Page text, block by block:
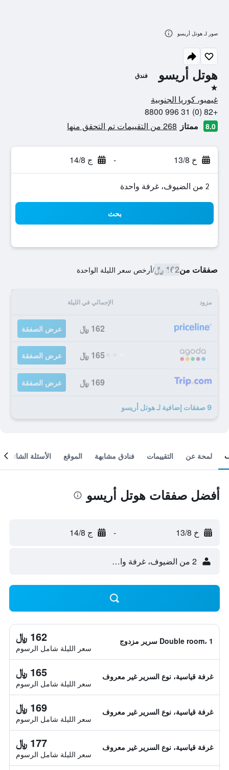
هوتل أريسو فندق
نجمة واحدة
غيمبو، كوريا الجنوبية
+82 (0) 31 996 8800
8.0 ممتاز 268 من التقييمات تم التحقق منها
خ 13/8 - ج 14/8
2 من الضيوف، غرفة واحدة
بحث
صفقات من162 ﷼ /أرخص سعر الليلة الواحدة
مزود الإجمالي في الليلة
162 ﷼ عرض الصفقة
165 ﷼ عرض الصفقة
169 ﷼ عرض الصفقة
9 صفقات إضافية لـ هوتل أريسو
صور لـ هوتل أريسو
لمحة عن التقييمات فنادق مشابهة الموقع الأسئلة الشائعة
أفضل صفقات هوتل أريسو
خ 13/8 - ج 14/8
2 من الضيوف، غرفة واحدة
Double room، 1 سرير مزدوج 162 ﷼
سعر الليلة شامل الرسوم
غرفة قياسية، نوع السرير غير معروف 165 ﷼
سعر الليلة شامل الرسوم
غرفة قياسية، نوع السرير غير معروف 169 ﷼
سعر الليلة شامل الرسوم
غرفة قياسية، نوع السرير غير معروف 177 ﷼
سعر الليلة شامل الرسوم